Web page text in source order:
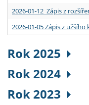
2026-01-12 Zápis z
2026-01-05 Zápis z užšího
Rok 2025
Rok 2024
Rok 2023